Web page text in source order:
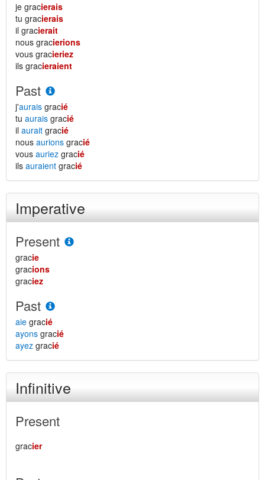
je gracierais
tu gracierais
il gracierait
nous gracierions
vous gracieriez
ils gracieraient
Past
j'aurais gracié
tu aurais gracié
il aurait gracié
nous aurions gracié
vous auriez gracié
ils auraient gracié
Imperative
Present
gracie
gracions
graciez
Past
aie gracié
ayons gracié
ayez gracié
Infinitive
Present
gracier